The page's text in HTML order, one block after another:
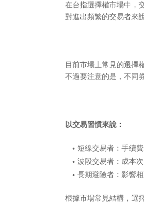
在台指選擇權市場中，
對進出頻繁的交易者來
目前市場上常見的選擇
不過要注意的是，不同
以交易習慣來說：
短線交易者：手續
波段交易者：成本
長期避險者：影響
根據市場常見結構，選